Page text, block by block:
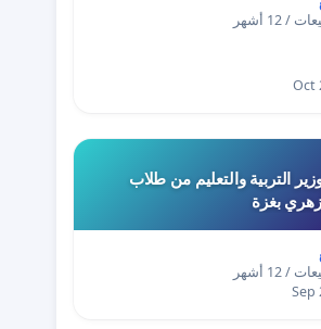
التربية والتعليم من طلاب
بغزة